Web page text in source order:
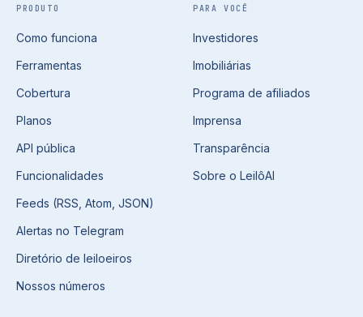
PRODUTO
Como funciona
Ferramentas
Cobertura
Planos
API pública
Funcionalidades
Feeds (RSS, Atom, JSON)
Alertas no Telegram
Diretório de leiloeiros
Nossos números
PARA VOCÊ
Investidores
Imobiliárias
Programa de afiliados
Imprensa
Transparência
Sobre o LeilôAI